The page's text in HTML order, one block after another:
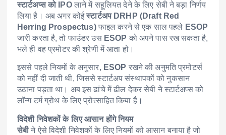
स्टार्टअप्स को IPOलाने में सहूलियत देने के लिए सेबी ने बड़ा निर्णय
लिया है। अब अगर कोईस्टार्टअप DRHP (Draft Red
Herring Prospectus)फाइल करने से एक साल पहले ESOP
जारी करता है, तो फाउंडर उस ESOP को अपने पास रख सकता है,
भले ही वह प्रमोटर की श्रेणी में आता हो।
इससे पहले नियमों के अनुसार, ESOP रखने की अनुमति प्रमोटर्स
को नहीं दी जाती थी, जिससे स्टार्टअप संस्थापकों को नुकसान
उठाना पड़ता था। अब इस ढांचे में ढील देकर सेबी ने स्टार्टअप्स को
लॉन्ग टर्म ग्रोथ के लिए प्रोत्साहित किया है।
विदेशी निवेशकों के लिए आसान होंगे नियम
सेबीने ऐसे विदेशी निवेशकों के लिए नियमों को आसान बनाया है जो